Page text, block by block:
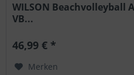
WILSON Beachvolleyball
VB...
46,99 € *
Merken